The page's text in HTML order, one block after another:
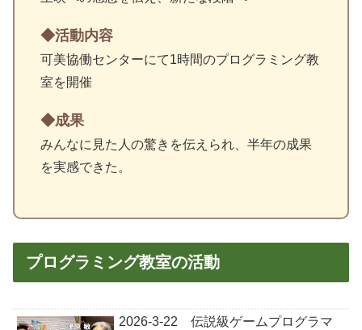
活動内容
可美協働センターにて1時間のプログラミング教
室を開催
成果
みんなに見た人の驚きを伝えられ、半年の成果
を実感できた。
プログラミング教室の活動
2026-3-22 伝説級ゲームプログラマ